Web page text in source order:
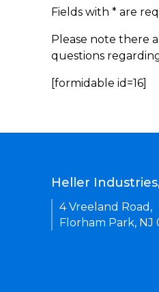
Fields with * are
Please note there
questions
[formidable id=16]
Heller
4 Vreeland Road,
Florham Park, NJ